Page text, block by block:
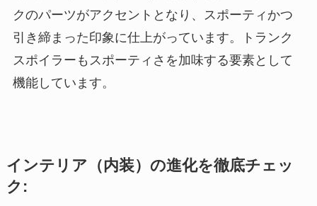
クのパーツがアクセントとなり、スポーティかつ
引き締まった印象に仕上がっています。トランク
スポイラーもスポーティさを加味する要素として
機能しています。
インテリア（内装）の進化を徹底チェッ
ク: